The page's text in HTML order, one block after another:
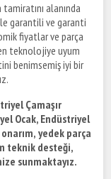
alanında
garantili ve garanti
fiyatlar ve parça
teknolojiye uyum
benimsemiş iyi bir
Çamaşır
Ocak, Endüstriyel
yedek parça
teknik desteği,
sunmaktayız.